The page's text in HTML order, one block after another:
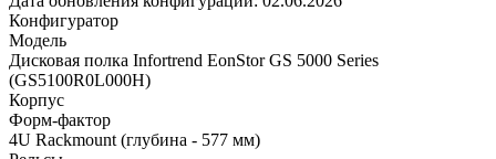
Конфигуратор
Модель
Дисковая полка Infortrend EonStor GS 5000 Series
(GS5100R0L000H)
Корпус
Форм-фактор
4U Rackmount (глубина - 577 мм)